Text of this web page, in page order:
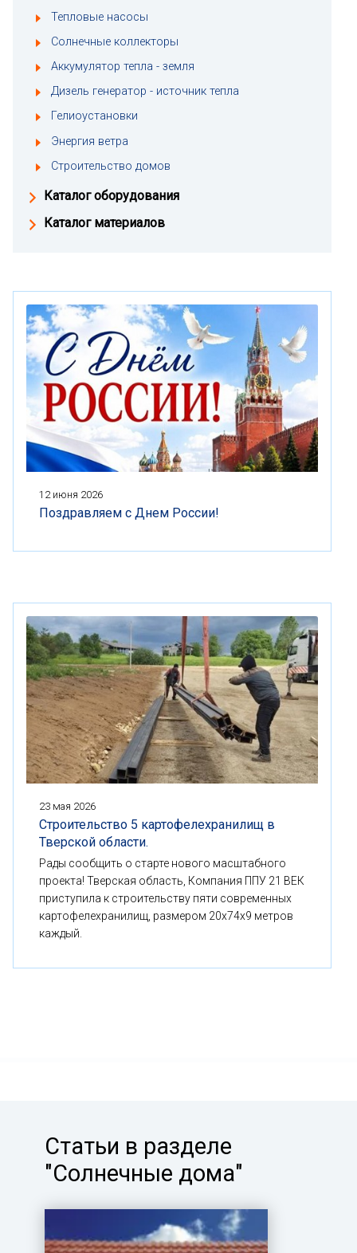
Тепловые насосы
Солнечные коллекторы
Аккумулятор тепла - земля
Дизель генератор - источник тепла
Гелиоустановки
Энергия ветра
Строительство домов
Каталог оборудования
Каталог материалов
12 июня 2026
Поздравляем с Днем России!
23 мая 2026
Строительство 5 картофелехранилищ в
Тверской области.
Рады сообщить о старте нового масштабного
проекта! Тверская область, Компания ППУ 21 ВЕК
приступила к строительству пяти современных
картофелехранилищ, размером 20x74x9 метров
каждый.
Статьи в разделе
"Солнечные дома"